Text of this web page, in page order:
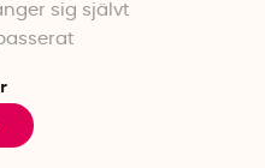
sig självt